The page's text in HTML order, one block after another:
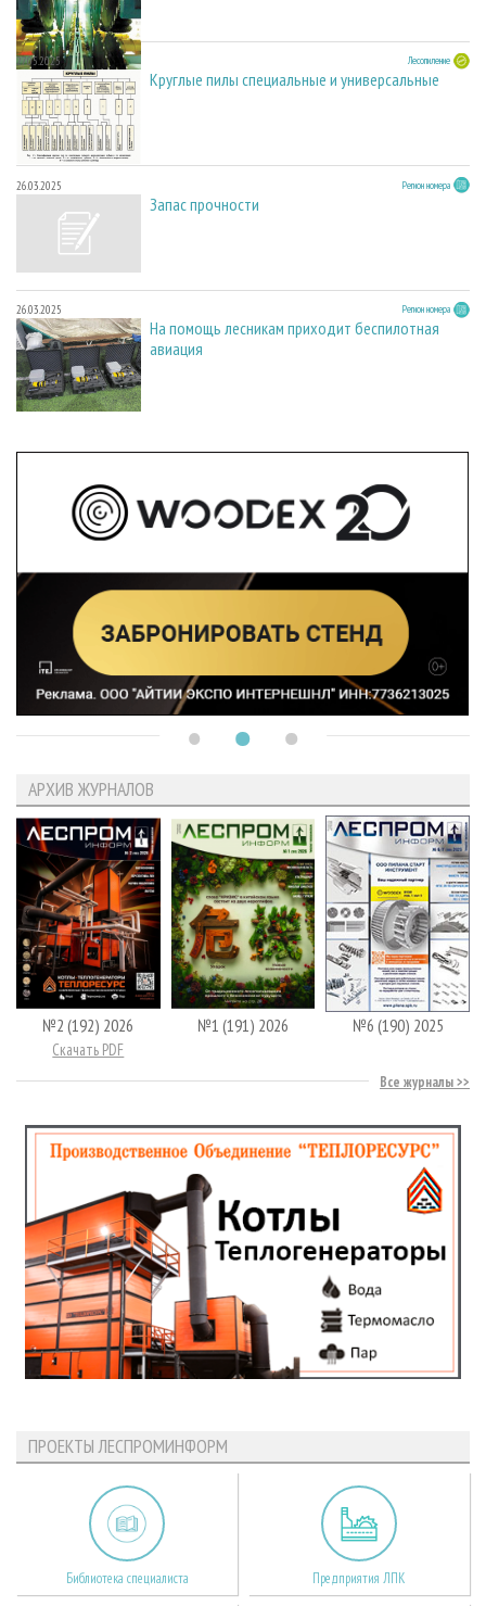
27.05.2025 Лесопиление
Круглые пилы специальные и универсальные
26.03.2025 Регион номера
Запас прочности
26.03.2025 Регион номера
На помощь лесникам приходит беспилотная
авиация
АРХИВ ЖУРНАЛОВ
№2 (192) 2026
Скачать PDF
№1 (191) 2026 №6 (190) 2025
Все журналы
ПРОЕКТЫ ЛЕСПРОМИНФОРМ
Библиотека специалиста Предприятия ЛПК